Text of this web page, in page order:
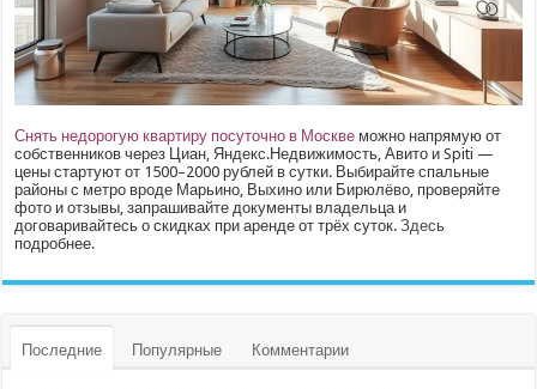
Снять недорогую квартиру посуточно в Москве можно напрямую от
собственников через Циан, Яндекс.Недвижимость, Авито и Spiti —
цены стартуют от 1500–2000 рублей в сутки. Выбирайте спальные
районы с метро вроде Марьино, Выхино или Бирюлёво, проверяйте
фото и отзывы, запрашивайте документы владельца и
договаривайтесь о скидках при аренде от трёх суток.Здесь
подробнее.
Последние Популярные Комментарии